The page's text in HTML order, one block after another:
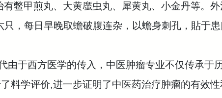
鳖甲煎丸、大黄䗪虫丸、犀黄丸、小金丹等。
，每日早晚取蟾破腹连杂，以蟾身刺孔，貼于
由于西方医学的传入，中医肿瘤专业不仅传承
料学评价,进一步证明了中医药治疗肿瘤的有效